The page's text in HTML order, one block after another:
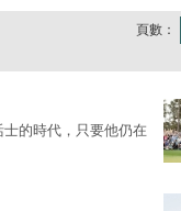
頁數：
的時代，只要他仍在